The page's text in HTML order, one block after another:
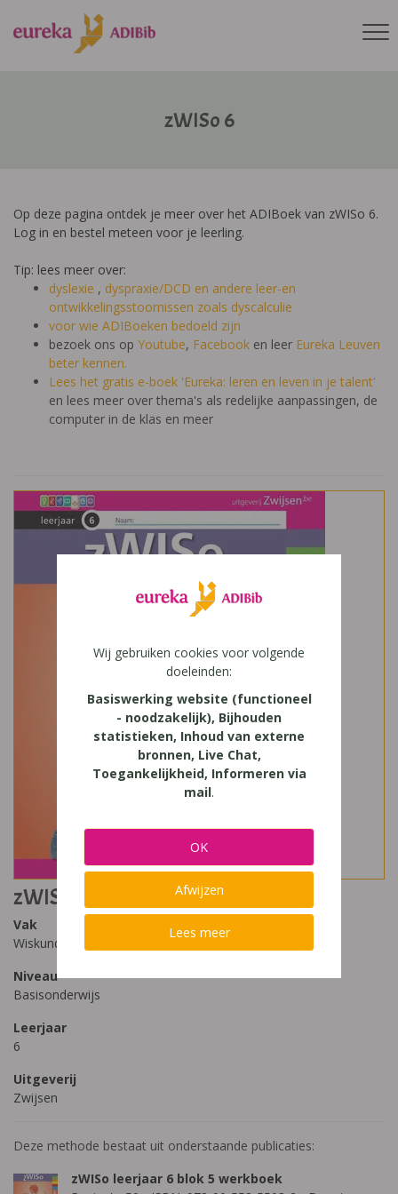
zWISo 6
Op deze pagina ontdek je meer over het ADIBoek van zWISo 6.
Log in en bestel meteen voor je leerling.
Tip: lees meer over:
dyslexie , dyspraxie/DCD en andere leer-en
ontwikkelingsstoornissen zoals dyscalculie
voor wie ADIBoeken bedoeld zijn
bezoek ons op Youtube, Facebook en leer Eureka Leuven
beter kennen.
Lees het gratis e-boek 'Eureka: leren en leven in je talent'
en lees meer over thema's als redelijke aanpassingen, de
computer in de klas en meer
zWISo 6
Vak
Wiskunde
Niveau
Basisonderwijs
Leerjaar
6
Uitgeverij
Zwijsen
Deze methode bestaat uit onderstaande publicaties:
zWISo leerjaar 6 blok 5 werkboek
Wij gebruiken cookies voor volgende
doeleinden:
Basiswerking website (functioneel
- noodzakelijk), Bijhouden
statistieken, Inhoud van externe
bronnen, Live Chat,
Toegankelijkheid, Informeren via
mail.
OK
Afwijzen
Lees meer